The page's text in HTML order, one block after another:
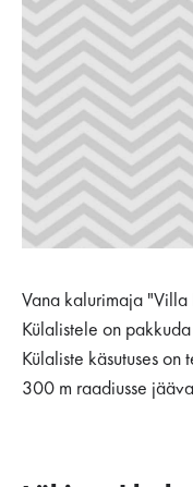
Vana kalurimaja "Villa
Külalistele on
Külaliste käsutuses
300 m raadiusse